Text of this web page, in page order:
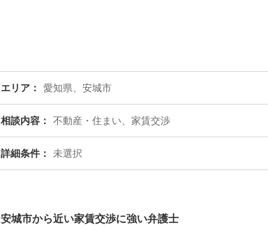
エリア 愛知県、安城市
相談内容 不動産・住まい、家賃交渉
詳細条件 未選択
安城市から近い家賃交渉に強い弁護士